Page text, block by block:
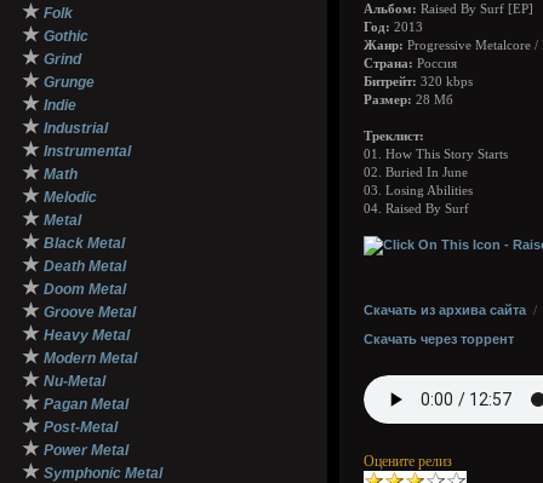
★ Folk
★ Gothic
★ Grind
★ Grunge
★ Indie
★ Industrial
★ Instrumental
★ Math
★ Melodic
★ Metal
★ Black Metal
★ Death Metal
★ Doom Metal
★ Groove Metal
★ Heavy Metal
★ Modern Metal
★ Nu-Metal
★ Pagan Metal
★ Post-Metal
★ Power Metal
★ Symphonic Metal
Альбом: Raised By Surf [EP]
Год: 2013
Жанр: Progressive Metalcore /
Страна: Россия
Битрейт: 320 kbps
Размер: 28 Мб
Треклист:
01. How This Story Starts
02. Buried In June
03. Losing Abilities
04. Raised By Surf
Скачать из архива сайта /
Скачать через торрент
Оцените релиз